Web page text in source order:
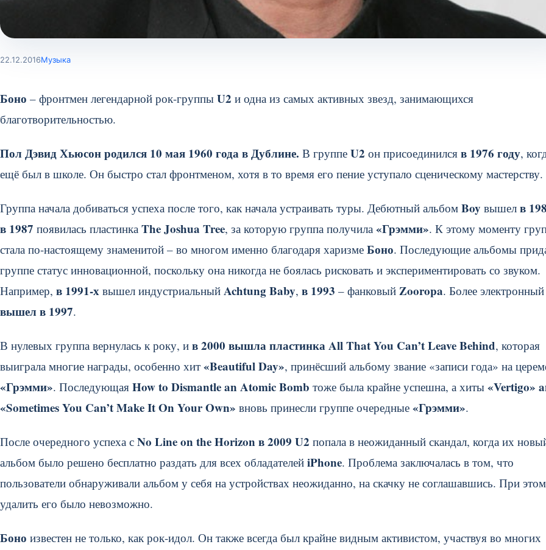
22.12.2016Музыка
Боно – фронтмен легендарной рок-группы U2 и одна из самых активных звезд, занимающихся
благотворительностью.
Пол Дэвид Хьюсон родился 10 мая 1960 года в Дублине. В группе U2 он присоединился в 1976 году,
ещё был в школе. Он быстро стал фронтменом, хотя в то время его пение уступало сценическому мастерству.
Группа начала добиваться успеха после того, как начала устраивать туры. Дебютный альбом Boy вышел в
в 1987 появилась пластинка The Joshua Tree, за которую группа получила «Грэмми». К этому моменту
стала по-настоящему знаменитой – во многом именно благодаря харизме Боно. Последующие альбомы
группе статус инновационной, поскольку она никогда не боялась рисковать и экспериментировать со звуком.
Например, в 1991-х вышел индустриальный Achtung Baby, в 1993 – фанковый Zooropa. Более электронный
вышел в 1997.
В нулевых группа вернулась к року, и в 2000 вышла пластинка All That You Can’t Leave Behind, которая
выиграла многие награды, особенно хит «Beautiful Day», принёсший альбому звание «записи года» на
«Грэмми». Последующая How to Dismantle an Atomic Bomb тоже была крайне успешна, а хиты «Vertigo»
«Sometimes You Can’t Make It On Your Own» вновь принесли группе очередные «Грэмми».
После очередного успеха с No Line on the Horizon в 2009 U2 попала в неожиданный скандал, когда их
альбом было решено бесплатно раздать для всех обладателей iPhone. Проблема заключалась в том, что
пользователи обнаруживали альбом у себя на устройствах неожиданно, на скачку не соглашавшись. При этом
удалить его было невозможно.
Боно известен не только, как рок-идол. Он также всегда был крайне видным активистом, участвуя во многих